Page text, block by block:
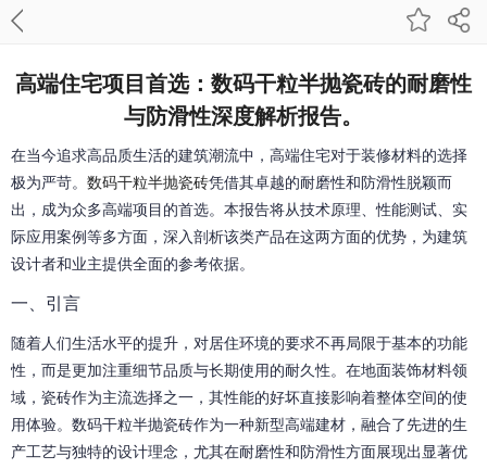
高端住宅项目首选：数码干粒半抛瓷砖的耐磨性
与防滑性深度解析报告。
在当今追求高品质生活的建筑潮流中，高端住宅对于装修材料的选择
极为严苛。 数码干粒半抛瓷砖凭借其卓越的耐磨性和防滑性脱颖而
出，成为众多高端项目的首选。本报告将从技术原理、性能测试、实
际应用案例等多方面，深入剖析该类产品在这两方面的优势，为建筑
设计者和业主提供全面的参考依据。
一、引言
随着人们生活水平的提升，对居住环境的要求不再局限于基本的功能
性，而是更加注重细节品质与长期使用的耐久性。在地面装饰材料领
域，瓷砖作为主流选择之一，其性能的好坏直接影响着整体空间的使
用体验。数码干粒半抛瓷砖作为一种新型高端建材，融合了先进的生
产工艺与独特的设计理念，尤其在耐磨性和防滑性方面展现出显著优